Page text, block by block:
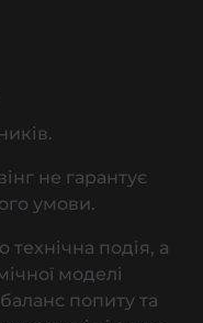
не гарантує
умови.
технічна подія, а
моделі
попиту та